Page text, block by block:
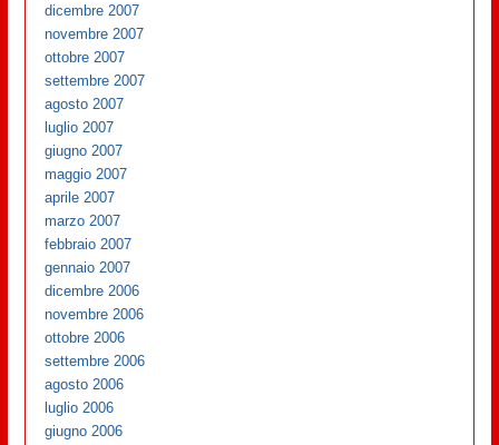
dicembre 2007
novembre 2007
ottobre 2007
settembre 2007
agosto 2007
luglio 2007
giugno 2007
maggio 2007
aprile 2007
marzo 2007
febbraio 2007
gennaio 2007
dicembre 2006
novembre 2006
ottobre 2006
settembre 2006
agosto 2006
luglio 2006
giugno 2006